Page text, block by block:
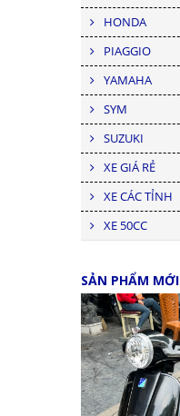
HONDA
PIAGGIO
YAMAHA
SYM
SUZUKI
XE GIÁ RẺ
XE CÁC TỈNH
XE 50CC
SẢN PHẨM MỚI